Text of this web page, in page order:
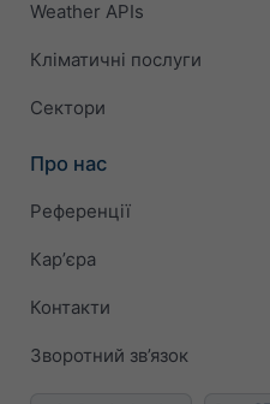
Weather APIs
Кліматичні послуги
Сектори
Про нас
Референції
Карʼєра
Контакти
Зворотний зв’язок